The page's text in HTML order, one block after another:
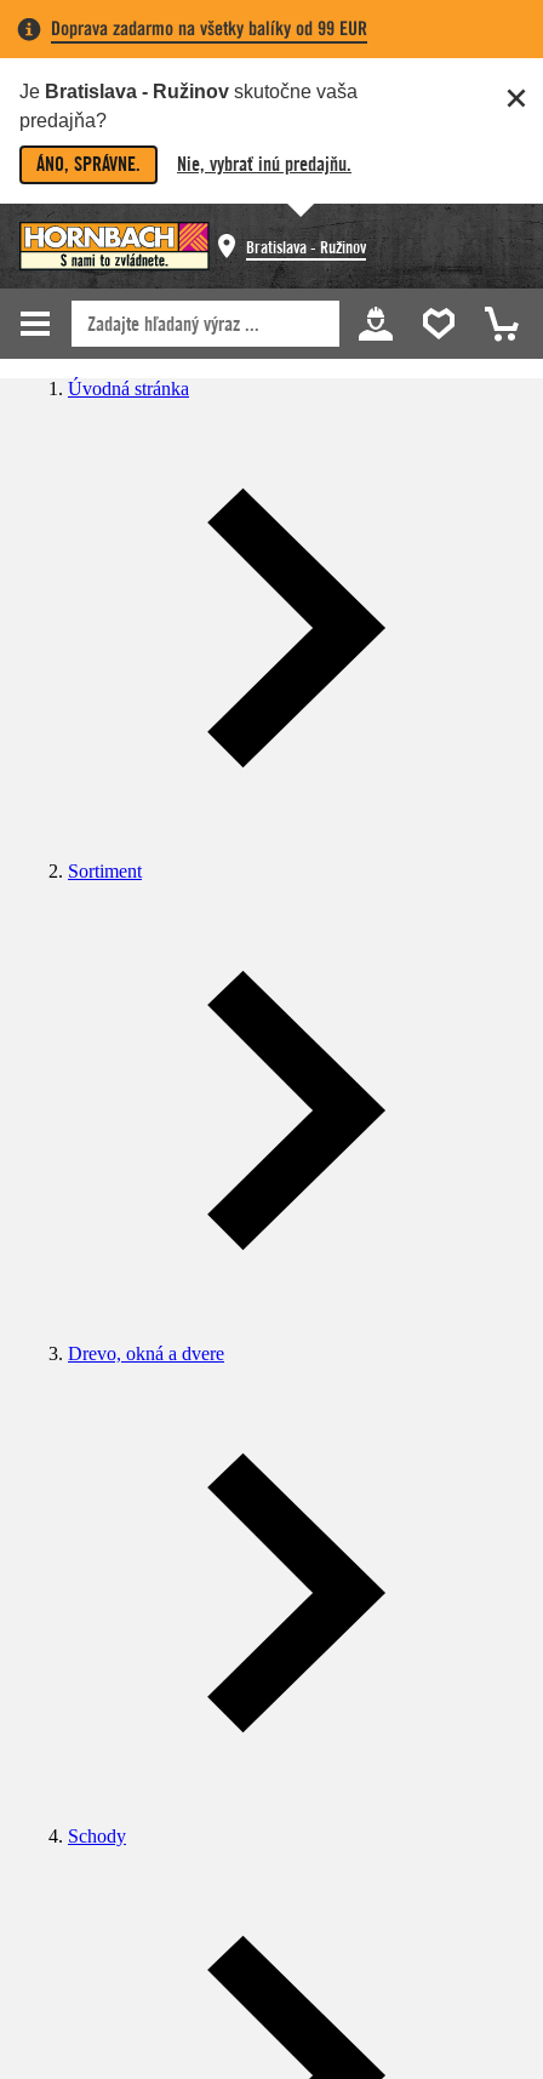
Doprava zadarmo na všetky balíky od 99 EUR
Je Bratislava - Ružinov skutočne vaša
predajňa?
ÁNO, SPRÁVNE. Nie, vybrať inú predajňu.
Bratislava - Ružinov
Úvodná stránka
Sortiment
Drevo, okná a dvere
Schody